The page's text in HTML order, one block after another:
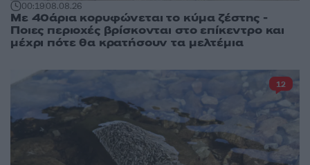
00:1908.08.26
Με 40άρια κορυφώνεται το κύμα ζέστης -
Ποιες περιοχές βρίσκονται στο επίκεντρο και
μέχρι πότε θα κρατήσουν τα μελτέμια
12